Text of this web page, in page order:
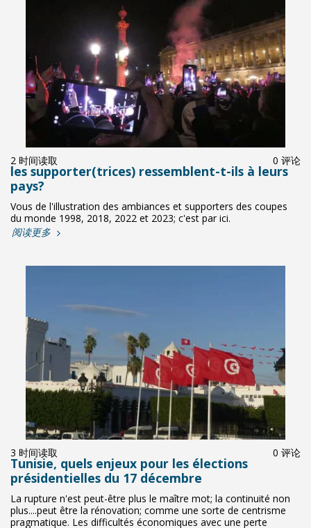
2 时间读取 0 评论
les supporter(trices) ressemblent-t-ils à leurs
pays?
Vous de l'illustration des ambiances et supporters des coupes
du monde 1998, 2018, 2022 et 2023; c'est par ici.
阅读更多
3 时间读取 0 评论
Tunisie, quels enjeux pour les élections
présidentielles du 17 décembre
La rupture n'est peut-être plus le maître mot; la continuité non
plus....peut être la rénovation; comme une sorte de centrisme
pragmatique. Les difficultés économiques avec une perte